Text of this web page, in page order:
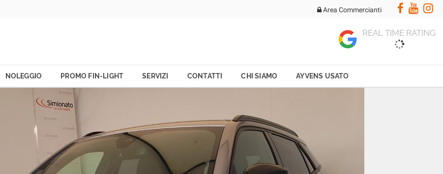
Area Commercianti
REAL TIME RATING
NOLEGGIO PROMO FIN-LIGHT SERVIZI CONTATTI CHI SIAMO AYVENS USATO